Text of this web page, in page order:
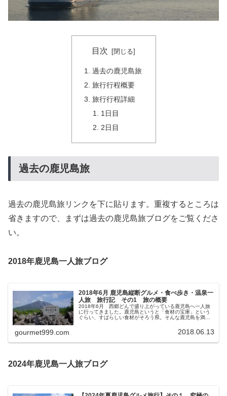
目次
過去の鹿児島旅
旅行行程概要
旅行行程詳細
1日目
2日目
過去の鹿児島旅
過去の鹿児島旅リンクを下に貼ります。重複するところは
省きますので、まずは過去の鹿児島旅ブログをご覧くださ
い。
2018年鹿児島一人旅ブログ
2018年6月 鹿児島縦断グルメ・食べ歩き・温泉一
人旅 旅行記 その1 旅の概要
2018年6月 西郷どんで盛り上がっている鹿児島へ一人旅
に行ってきました。鹿児島というと「食材の宝庫」という
ぐらい、すばらしい食材がそろう県。そんな鹿児島を満喫
gourmet999.com 2018.06.13
2024年鹿児島一人旅ブログ